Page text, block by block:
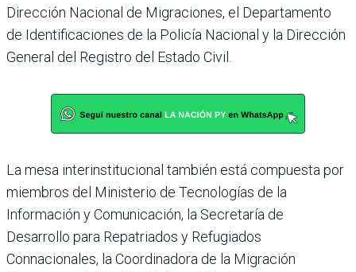
Dirección Nacional de Migraciones, el Departamento
de Identificaciones de la Policía Nacional y la Dirección
General del Registro del Estado Civil.
La mesa interinstitucional también está compuesta por
miembros del Ministerio de Tecnologías de la
Información y Comunicación, la Secretaría de
Desarrollo para Repatriados y Refugiados
Connacionales, la Coordinadora de la Migración